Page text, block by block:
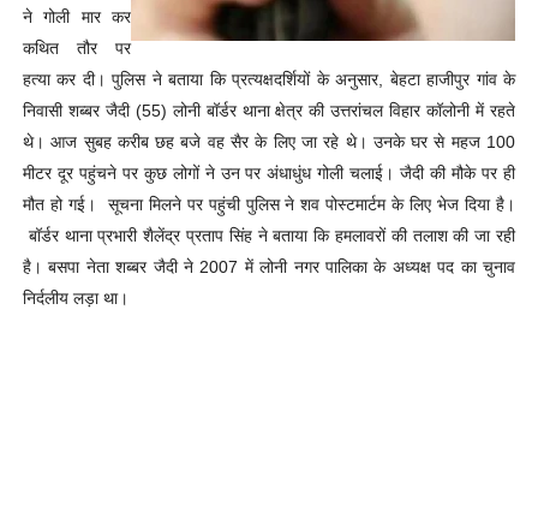
ने गोली मार कर
कथित तौर पर
हत्या कर दी।पुलिस ने बताया कि प्रत्यक्षदर्शियों के अनुसार, बेहटा हाजीपुर गांव के
निवासी शब्बर जैदी (55) लोनी बॉर्डर थाना क्षेत्र की उत्तरांचल विहार कॉलोनी में रहते
थे। आज सुबह करीब छह बजे वह सैर के लिए जा रहे थे। उनके घर से महज 100
मीटर दूर पहुंचने पर कुछ लोगों ने उन पर अंधाधुंध गोली चलाई। जैदी की मौके पर ही
मौत हो गई। सूचना मिलने पर पहुंची पुलिस ने शव पोस्टमार्टम के लिए भेज दिया है।
बॉर्डर थाना प्रभारी शैलेंद्र प्रताप सिंह ने बताया कि हमलावरों की तलाश की जा रही
है।बसपा नेता शब्बर जैदी ने 2007 में लोनी नगर पालिका के अध्यक्ष पद का चुनाव
निर्दलीय लड़ा था।